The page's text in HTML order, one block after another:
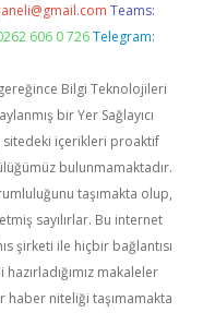
Teams:
606 0 726 Telegram:
Bilgi Teknolojileri
bir Yer Sağlayıcı
içerikleri proaktif
bulunmamaktadır.
taşımakta olup,
sayılırlar. Bu internet
şirketi ile hiçbir bağlantısı
makaleler
haber niteliği taşımamakta